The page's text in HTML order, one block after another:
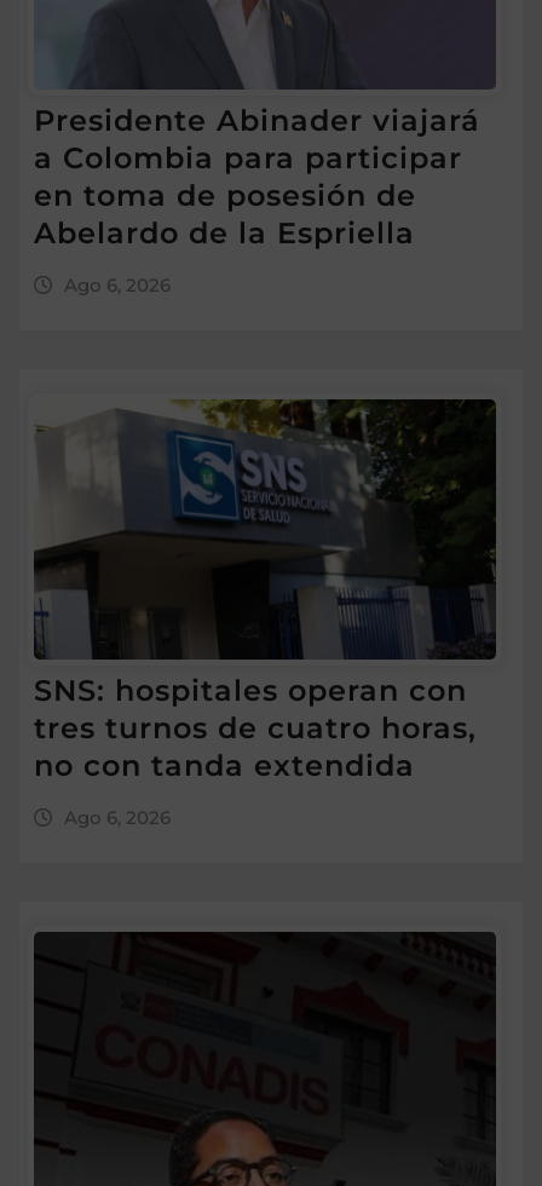
Presidente Abinader viajará
a Colombia para participar
en toma de posesión de
Abelardo de la Espriella
Ago 6, 2026
SNS: hospitales operan con
tres turnos de cuatro horas,
no con tanda extendida
Ago 6, 2026